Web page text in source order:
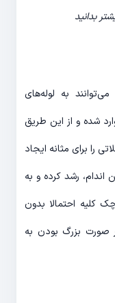
بدانید
به لوله‌های
شده و از این طریق
را برای مثانه ایجاد
رشد کرده و به
کلیه احتمالا بدون
صورت بزرگ بودن به